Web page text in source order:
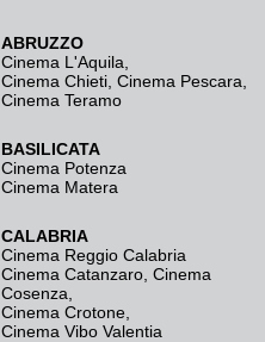
ABRUZZO
Cinema L'Aquila
Cinema Chieti, Cinema Pescara,
Cinema Teramo
BASILICATA
Cinema Potenza
Cinema Matera
CALABRIA
Cinema Reggio Calabria
Cinema Catanzaro Cinema
Cosenza
Cinema Crotone
Cinema Vibo Valentia